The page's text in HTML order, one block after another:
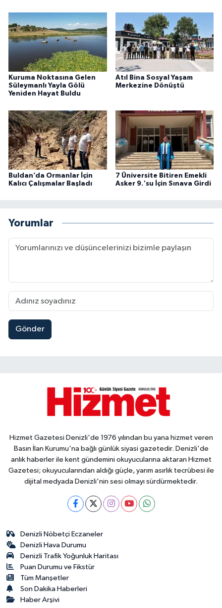
Kuruma Noktasına Gelen
Süleymanlı Yayla Gölü
Yeniden Hayat Buldu
Atıl Bina Sosyal Yaşam
Merkezine Dönüştü
Buldan’da Ormanlar İçin
Kalıcı Çalışmalar Başladı
7 Üniversite Bitiren Emekli
Asker 9.'su İçin Sınava Girdi
Yorumlar
Gönder
Hizmet Gazetesi Denizli'de 1976 yılından bu yana hizmet veren
Basın İlan Kurumu'na bağlı günlük siyasi gazetedir. Denizli'de
anlık haberler ile kent gündemini okuyucularına aktaran Hizmet
Gazetesi; okuyucularından aldığı güçle, yarım asırlık tecrübesi ile
dijital medyada Denizli'nin sesi olmayı sürdürmektedir.
Denizli Nöbetçi Eczaneler
Denizli Hava Durumu
Denizli Trafik Yoğunluk Haritası
Puan Durumu ve Fikstür
Tüm Manşetler
Son Dakika Haberleri
Haber Arşivi